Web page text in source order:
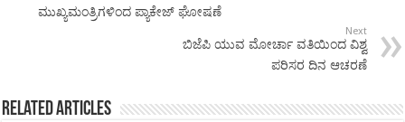
ಮುಖ್ಯಮಂತ್ರಿಗಳಿಂದ ಪ್ಯಾಕೇಜ್ ಘೋಷಣೆ
Next
ಬಿಜೆಪಿ ಯುವ ಮೋರ್ಚಾ ವತಿಯಿಂದ ವಿಶ್ವ
ಪರಿಸರ ದಿನ ಆಚರಣೆ
Related Articles